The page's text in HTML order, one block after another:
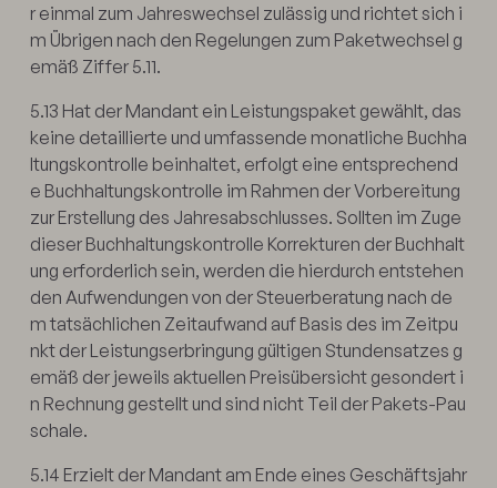
r einmal zum Jahreswechsel zulässig und richtet sich i
m Übrigen nach den Regelungen zum Paketwechsel g
emäß Ziffer 5.11.
5.13 Hat der Mandant ein Leistungspaket gewählt, das
keine detaillierte und umfassende monatliche Buchha
ltungskontrolle beinhaltet, erfolgt eine entsprechend
e Buchhaltungskontrolle im Rahmen der Vorbereitung
zur Erstellung des Jahresabschlusses. Sollten im Zuge
dieser Buchhaltungskontrolle Korrekturen der Buchhalt
ung erforderlich sein, werden die hierdurch entstehen
den Aufwendungen von der Steuerberatung nach de
m tatsächlichen Zeitaufwand auf Basis des im Zeitpu
nkt der Leistungserbringung gültigen Stundensatzes g
emäß der jeweils aktuellen Preisübersicht gesondert i
n Rechnung gestellt und sind nicht Teil der Pakets-Pau
schale.
5.14 Erzielt der Mandant am Ende eines Geschäftsjahr